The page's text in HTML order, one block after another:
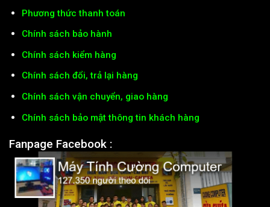
Phương thức thanh toán
Chính sách bảo hành
Chính sách kiểm hàng
Chính sách đổi, trả lại hàng
Chính sách vận chuyển, giao hàng
Chính sách bảo mật thông tin khách hàng
Fanpage Facebook :